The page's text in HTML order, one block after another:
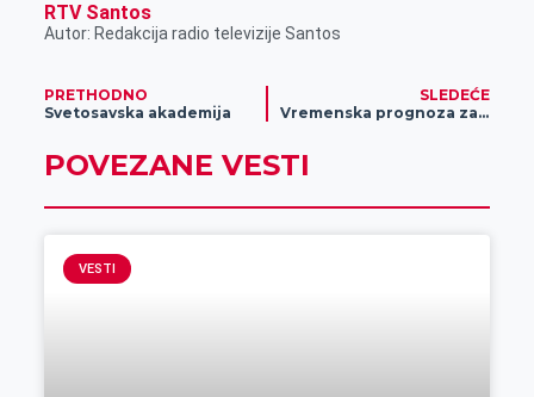
RTV Santos
Autor: Redakcija radio televizije Santos
PRETHODNO
Svetosavska akademija
SLEDEĆE
Vremenska prognoza za 30. januar
POVEZANE VESTI
VESTI